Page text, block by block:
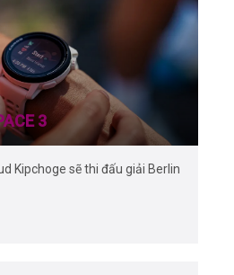
3
Kipchoge sẽ thi đấu giải Berlin